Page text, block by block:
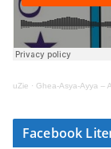
uZie · Ghea-Asya-Ayya –
Facebook